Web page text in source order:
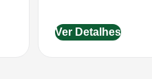
Ver Detalhes